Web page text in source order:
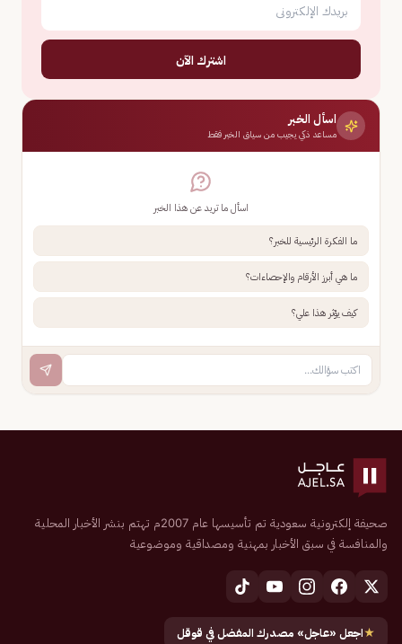
اشترك الآن
اسأل الخبر
مساعد ذكي يجيب من سياق الخبر فقط
اسأل ما تريد عن هذا الخبر
ما الفكرة الرئيسية للخبر؟
ما هي أبرز الأرقام والإحصاءات؟
كيف يؤثر هذا علي؟
صحيفة إلكترونية سعودية تم تأسيسها عام 2007م تهتم بنشر الأخبار المحلية
والمنافسة في سبق الأخبار بمهنية ومصداقية وموضوعية
★اجعل «عاجل» مصدرك المفضل في قوقل